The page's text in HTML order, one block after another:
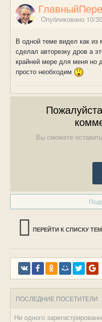
Опубликовано 10/
В одной теме видел как из
сделал авторезку дров а
крайней мере для меня но
просто необходим
Вы сможете
ПЕРЕЙТИ К СПИСКУ ТЕМ
ПОСЛЕДНИЕ ПОСЕТИТЕЛИ
Ни одного